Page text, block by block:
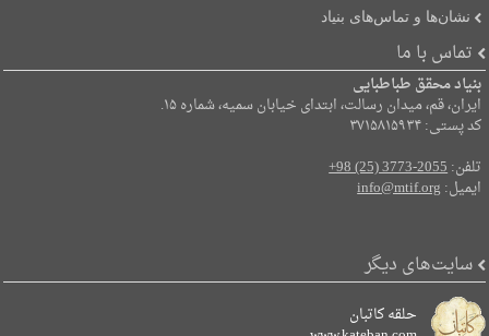
نشان‌ها و تماس‌های بنیاد
تماس با ما
بنیاد محقق طباطبایی
ایران، قم، میدان رسالت، ابتدای خیابان سمیه، شماره ۱۵.
کد پستی: ۳۷۱۵۸۱۵۹۳۴
تلفن:+98 (25) 3773-2055
ایمیل:info@mtif.org
سایت‌های دیگر
حلقه کاتبان